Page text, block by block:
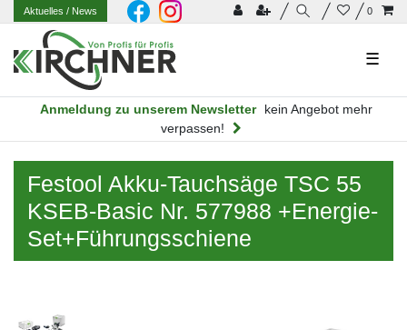
0
Aktuelles/ News
☰
Anmeldung zu unserem Newsletter
kein Angebot mehr
verpassen!
Festool Akku-Tauchsäge TSC 55
KSEB-Basic Nr. 577988 +Energie-
Set+Führungsschiene